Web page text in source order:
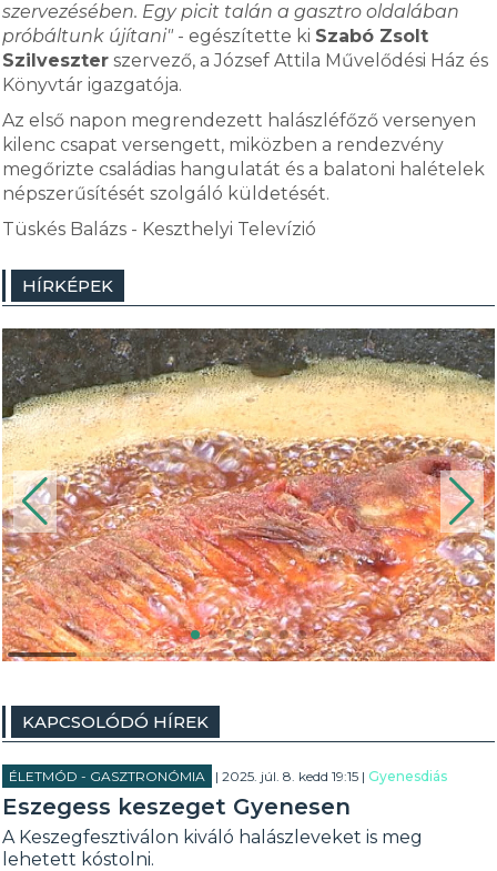
szervezésében. Egy picit talán a gasztro oldalában
próbáltunk újítani" - egészítette ki Szabó Zsolt
Szilveszter szervező, a József Attila Művelődési Ház és
Könyvtár igazgatója.
Az első napon megrendezett halászléfőző versenyen
kilenc csapat versengett, miközben a rendezvény
megőrizte családias hangulatát és a balatoni halételek
népszerűsítését szolgáló küldetését.
Tüskés Balázs - Keszthelyi Televízió
HÍRKÉPEK
KAPCSOLÓDÓ HÍREK
ÉLETMÓD - GASZTRONÓMIA | 2025. júl. 8. kedd 19:15 |Gyenesdiás
Eszegess keszeget Gyenesen
A Keszegfesztiválon kiváló halászleveket is meg
lehetett kóstolni.